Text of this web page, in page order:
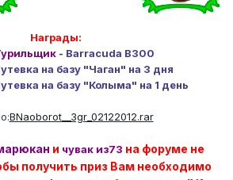
Награды:
- Barracuda B300
на базу "Чаган" на 3 дня
на базу "Колыма" на 1 день
BNaoborot__3gr_02122012.rar
и чувак из73 на форуме не
получить приз Вам необходимо